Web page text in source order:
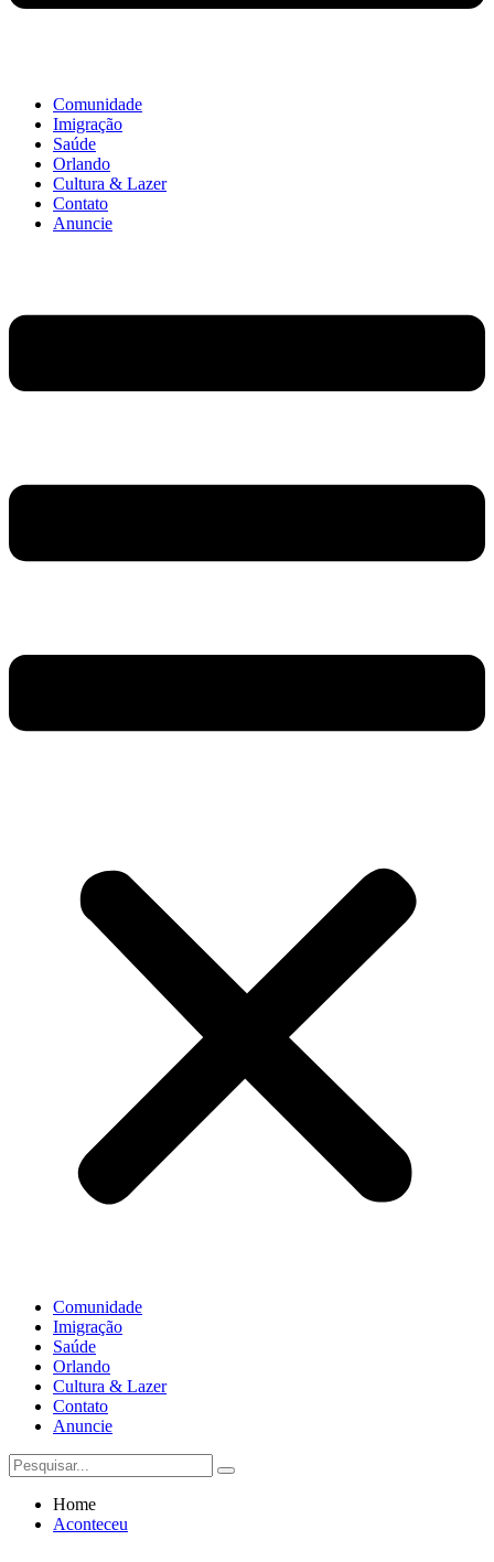
Comunidade
Imigração
Saúde
Orlando
Cultura & Lazer
Contato
Anuncie
Comunidade
Imigração
Saúde
Orlando
Cultura & Lazer
Contato
Anuncie
Home
Aconteceu